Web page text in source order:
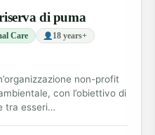
di puma
Care
18 years+
non-profit
con l’obiettivo di
tra esseri…